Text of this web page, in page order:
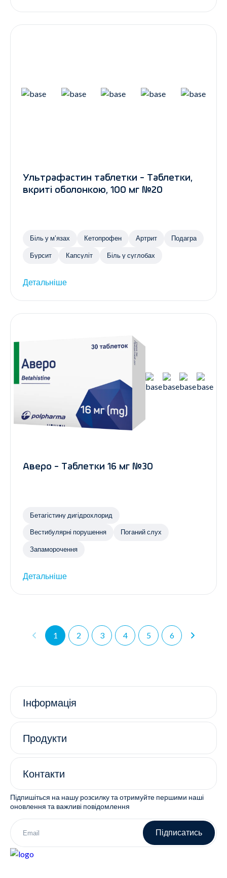
Ультрафастин таблетки - Таблетки,
вкриті оболонкою, 100 мг №20
Біль у м’язах Кетопрофен Артрит Подагра
Бурсит Капсуліт Біль у суглобах
Детальніше
Аверо - Таблетки 16 мг №30
Бетагістину дигідрохлорид
Вестибулярні порушення Поганий слух
Запаморочення
Детальніше
1 2 3 4 5 6
Інформація
Продукти
Контакти
Підпишіться на нашу розсилку та отримуйте першими наші
оновлення та важливі повідомлення
Підписатись